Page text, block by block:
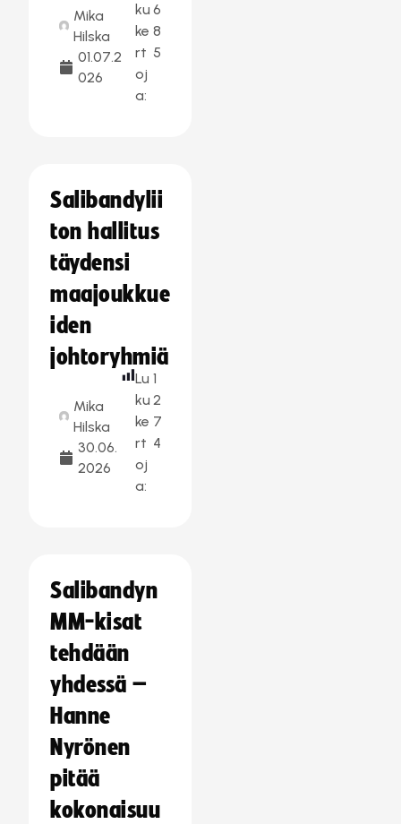
Mika
Hilska
01.07.2
026
ku
ke
rt
oj
a:
6
8
5
Salibandylii
ton hallitus
täydensi
maajoukkue
iden
johtoryhmiä
Mika
Hilska
30.06.
2026
Lu
ku
ke
rt
oj
a:
1
2
7
4
Salibandyn
MM-kisat
tehdään
yhdessä –
Hanne
Nyrönen
pitää
kokonaisuu